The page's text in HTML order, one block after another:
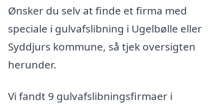
Ønsker du selv at finde et firma med
speciale i gulvafslibning i Ugelbølle eller
Syddjurs kommune, så tjek oversigten
herunder.
Vi fandt 9 gulvafslibningsfirmaer i